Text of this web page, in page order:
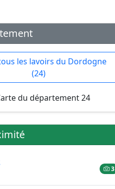
les lavoirs du Dordogne
(24)
3